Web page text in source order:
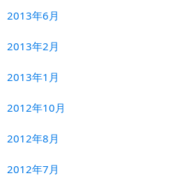
2013年6月
2013年2月
2013年1月
2012年10月
2012年8月
2012年7月